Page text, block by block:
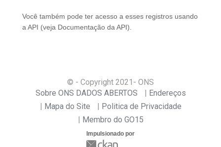
Você também pode ter acesso a esses registros usando
a API (veja Documentação da API ).
© - Copyright 2021 - ONS
Sobre ONS DADOS ABERTOS
Endereços
Mapa do Site
Politica de Privacidade
Membro do GO15
Impulsionado por